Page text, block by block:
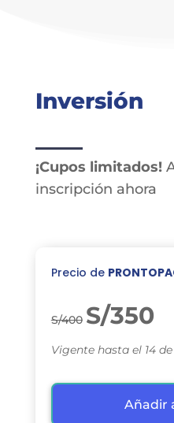
Inversión
¡Cupos limitados!
inscripción ahora
Precio de
S/400 S/350
Vigente hasta el 14
Añadir